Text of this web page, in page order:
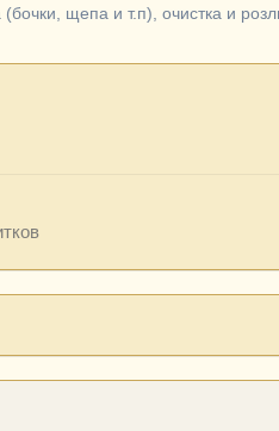
щепа и т.п), очистка и